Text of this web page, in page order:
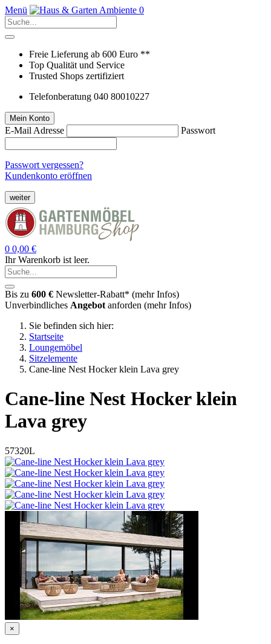
Menü 0
Freie Lieferung ab 600 Euro **
Top Qualität und Service
Trusted Shops zertifiziert
Telefonberatung 040 80010227
Mein Konto
E-Mail Adresse Passwort
Passwort vergessen?
Kundenkonto eröffnen
weiter
0 0,00 €
Ihr Warenkorb ist leer.
Bis zu 600 € Newsletter-Rabatt* (mehr Infos)
Unverbindliches Angebot anforden (mehr Infos)
Sie befinden sich hier:
Startseite
Loungemöbel
Sitzelemente
Cane-line Nest Hocker klein Lava grey
Cane-line Nest Hocker klein
Lava grey
57320L
×